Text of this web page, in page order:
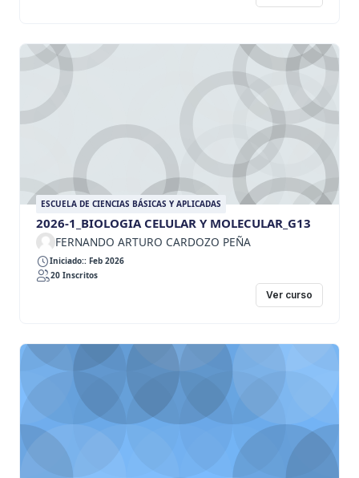
ESCUELA DE CIENCIAS BÁSICAS Y APLICADAS
2026-1_BIOLOGIA CELULAR Y MOLECULAR_G13
FERNANDO ARTURO CARDOZO PEÑA
Iniciado:: Feb 2026
20 Inscritos
Ver curso